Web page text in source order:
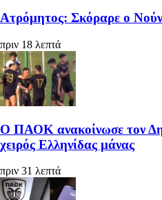
Ατρόμητος: Σκόραρε ο
πριν 18 λεπτά
Ο ΠΑΟΚ ανακοίνωσε τον
χειρός Ελληνίδας μάνας
πριν 31 λεπτά